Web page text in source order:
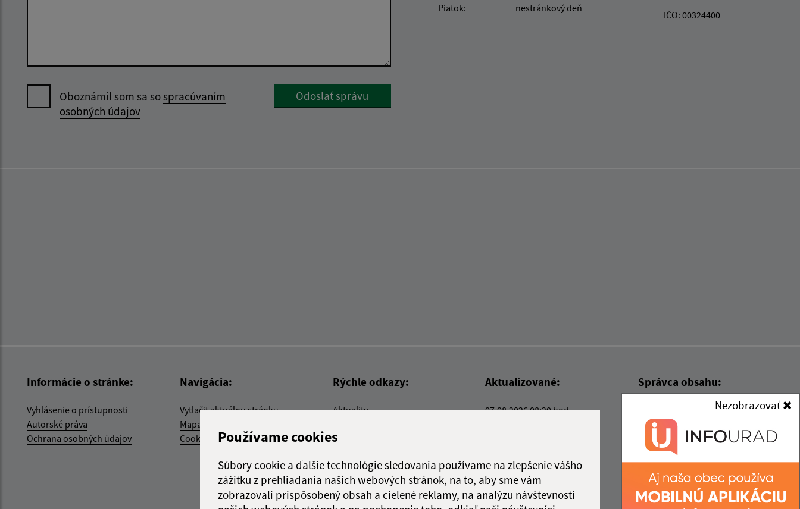
Používame cookies
Súbory cookie a ďalšie technológie sledovania používame na zlepšenie vášho
zážitku z prehliadania našich webových stránok, na to, aby sme vám
zobrazovali prispôsobený obsah a cielené reklamy, na analýzu návštevnosti
Nezobrazovať
Oboznámil som sa sospracúvaním
osobných údajov
Google reCaptcha Response
Odoslať správu
Piatok:
nestránkový deň
IČO: 00324400
Informácie o stránke:
Vyhlásenie o prístupnosti
Autorské práva
Ochrana osobných údajov
Navigácia:
Vytlačiť aktuálnu stránku
Mapa stránok
Cookies
Rýchle odkazy:
Aktuality
E-služby
Triedenie odpadu
Aktualizované:
07.08.2026 08:20 hod.
Správca obsahu:
Správca obsahu je Obec Kysak.
Vytvorené v súlade s
dizajn manuálom elektronických
služieb.